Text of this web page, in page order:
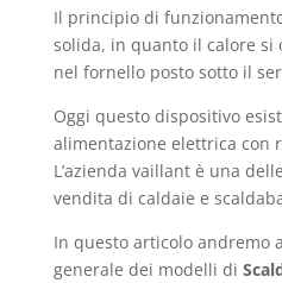
Il principio di
solida, in quanto il calore si
nel fornello posto sotto il
Oggi questo dispositivo
alimentazione elettrica con
L’azienda vaillant è una
vendita di caldaie e
In questo articolo andremo
generale dei modelli di